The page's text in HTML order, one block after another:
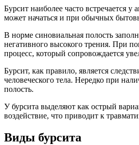
Бурсит наиболее часто встречается
может начаться и при обычных
В норме синовиальная полость
негативного высокого трения. При
процесс, который сопровождается
Бурсит, как правило, является
человеческого тела. Нередко при
полость.
У бурсита выделяют как острый
воздействие, что приводит к
Виды бурсита